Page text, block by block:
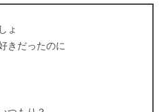
ょ
きだったのに